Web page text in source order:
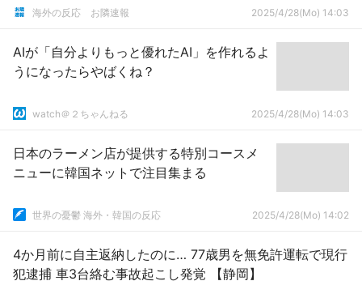
たんだけど・・・」
海外の反応 お隣速報 2025/4/28(Mo) 14:03
AIが「自分よりもっと優れたAI」を作れるよ
うになったらやばくね？
watch＠２ちゃんねる 2025/4/28(Mo) 14:03
日本のラーメン店が提供する特別コースメ
ニューに韓国ネットで注目集まる
世界の憂鬱 海外・韓国の反応 2025/4/28(Mo) 14:02
4か月前に自主返納したのに… 77歳男を無免許運転で現行
犯逮捕 車3台絡む事故起こし発覚 【静岡】